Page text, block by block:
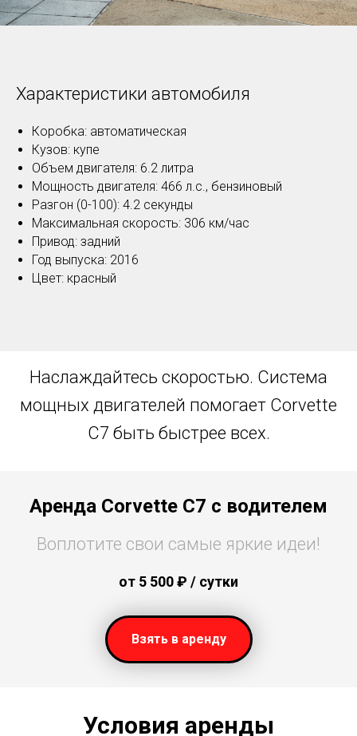
Характеристики автомобиля
Коробка: автоматическая
Кузов: купе
Объем двигателя: 6.2 литра
Мощность двигателя: 466 л.с., бензиновый
Разгон (0-100): 4.2 секунды
Максимальная скорость: 306 км/час
Привод: задний
Год выпуска: 2016
Цвет: красный
Наслаждайтесь скоростью. Система
мощных двигателей помогает Corvette
C7 быть быстрее всех.
Аренда Corvette C7 с водителем
Воплотите свои самые яркие идеи!
от 5 500₽ / сутки
Взять в аренду
Условия аренды